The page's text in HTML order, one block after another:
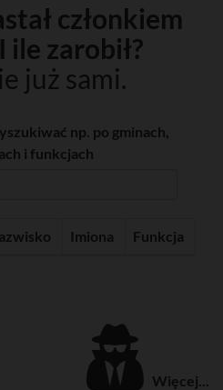
członkiem
ile zarobił?
już sami.
np. po gminach,
i funkcjach
Imiona Funkcja
Więcej...